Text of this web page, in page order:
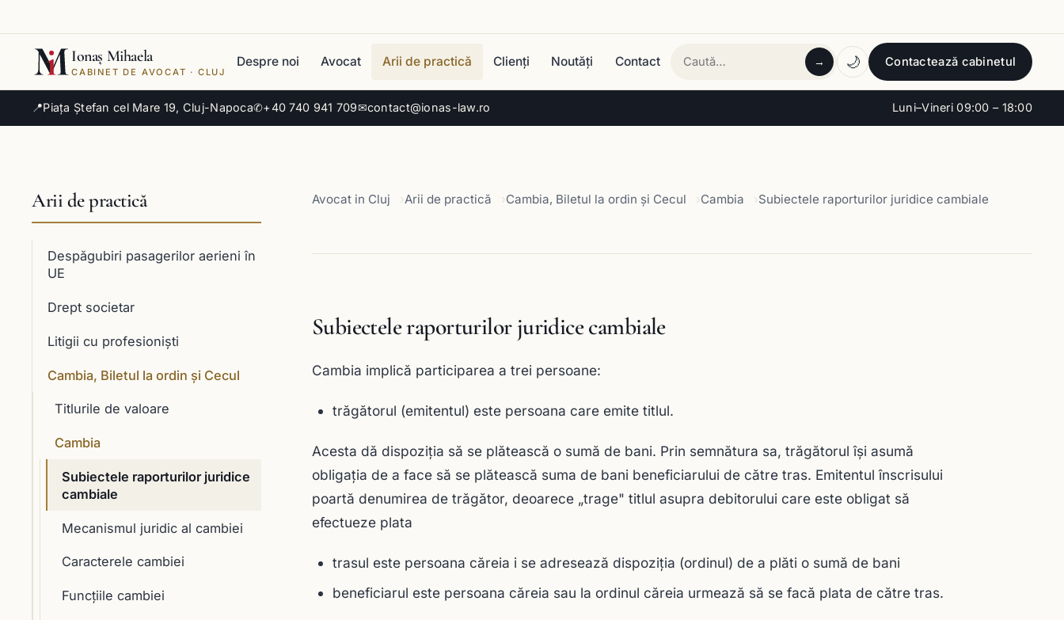
📍Piața Ștefan cel Mare 19, Cluj-Napoca✆+40 740 941 709✉contact@ionas-law.ro Luni–Vineri 09:00 – 18:00
Ionaș Mihaela
CABINET DE AVOCAT · CLUJ
Despre noi Avocat Arii de practică Clienți Noutăți Contact → 🌙 Contactează cabinetul
Arii de practică
Despăgubiri pasagerilor aerieni în
UE
Drept societar
Litigii cu profesioniști
Cambia, Biletul la ordin și Cecul
Titlurile de valoare
Cambia
Subiectele raporturilor juridice
cambiale
Mecanismul juridic al cambiei
Caracterele cambiei
Funcţiile cambiei
Avocat in Cluj Arii de practică Cambia, Biletul la ordin și Cecul Cambia Subiectele raporturilor juridice cambiale
Subiectele raporturilor juridice cambiale
Cambia implică participarea a trei persoane:
trăgătorul (emitentul) este persoana care emite titlul.
Acesta dă dispoziţia să se plătească o sumă de bani. Prin semnătura sa, trăgătorul îşi asumă
obligaţia de a face să se plătească suma de bani beneficiarului de către tras. Emitentul înscrisului
poartă denumirea de trăgător, deoarece „trage" titlul asupra debitorului care este obligat să
efectueze plata
trasul este persoana căreia i se adresează dispoziţia (ordinul) de a plăti o sumă de bani
beneficiarul este persoana căreia sau la ordinul căreia urmează să se facă plata de către tras.